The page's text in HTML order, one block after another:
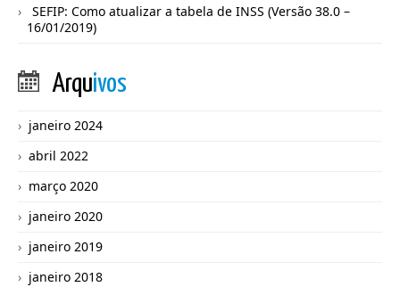
SEFIP: Como atualizar a tabela de INSS (Versão 38.0 –
16/01/2019)
Arquivos
janeiro 2024
abril 2022
março 2020
janeiro 2020
janeiro 2019
janeiro 2018